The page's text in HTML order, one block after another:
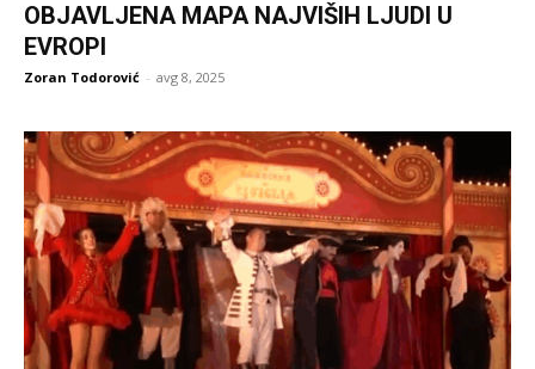
OBJAVLJENA MAPA NAJVIŠIH LJUDI U
EVROPI
Zoran Todorović - avg 8, 2025